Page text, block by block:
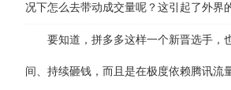
况下怎么去带动成交量呢？这引起了外界
要知道，拼多多这样一个新晋选手，
间、持续砸钱，而且是在极度依赖腾讯流